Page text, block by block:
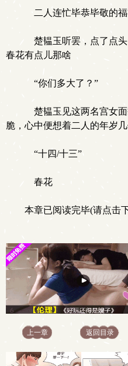
二人连忙毕恭毕敬的
楚韫玉听罢，点了点
春花有点儿那啥
“你们多大了？”
楚韫玉见这两名宫女
脆，心中便想着二人的年岁
“十四/十三”
春花
本章已阅读完毕(请点击
上一章 返回目录